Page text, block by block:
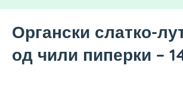
Органски слатко-
од чили пиперки –